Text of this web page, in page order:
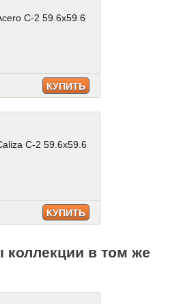
C-2 59.6x59.6
КУПИТЬ
C-2 59.6x59.6
КУПИТЬ
коллекции в том же